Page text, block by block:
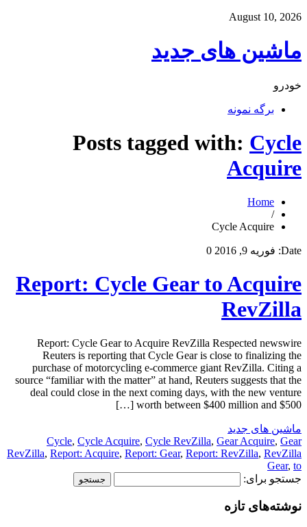
August 10, 2026
ماشین های جدید
خودرو
برگه نمونه
Posts tagged with: Cycle
Acquire
Home
/
Cycle Acquire
Date: فوریه 9, 2016 0
Report: Cycle Gear to Acquire
RevZilla
Report: Cycle Gear to Acquire RevZilla Respected newswire
Reuters is reporting that Cycle Gear is close to finalizing the
purchase of motorcycling e-commerce giant RevZilla. Citing a
source “familiar with the matter” at hand, Reuters suggests that the
deal could close in the next coming days, with the new venture
worth between $400 million and $500 […]
ماشین های جدید
Cycle, Cycle Acquire, Cycle RevZilla, Gear Acquire, Gear
RevZilla, Report: Acquire, Report: Gear, Report: RevZilla, RevZilla
Gear, to
جستجو برای:
نوشته‌های تازه